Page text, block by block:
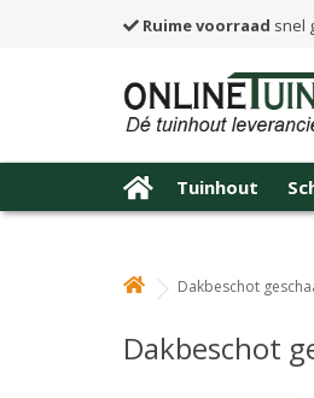
Ruime voorraad snel
Tuinhout
Dakbeschot
Dakbeschot